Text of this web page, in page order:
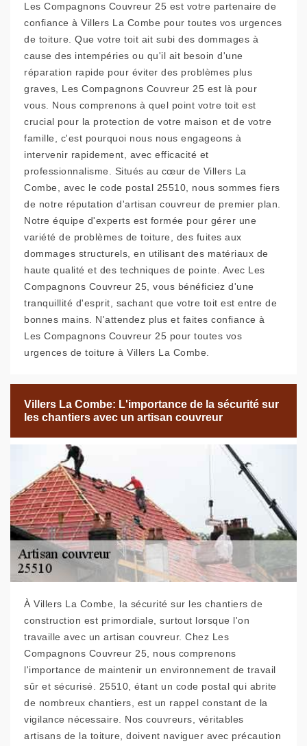
Les Compagnons Couvreur 25 est votre partenaire de
confiance à Villers La Combe pour toutes vos urgences
de toiture. Que votre toit ait subi des dommages à
cause des intempéries ou qu'il ait besoin d'une
réparation rapide pour éviter des problèmes plus
graves, Les Compagnons Couvreur 25 est là pour
vous. Nous comprenons à quel point votre toit est
crucial pour la protection de votre maison et de votre
famille, c'est pourquoi nous nous engageons à
intervenir rapidement, avec efficacité et
professionnalisme. Situés au cœur de Villers La
Combe, avec le code postal 25510, nous sommes fiers
de notre réputation d'artisan couvreur de premier plan.
Notre équipe d'experts est formée pour gérer une
variété de problèmes de toiture, des fuites aux
dommages structurels, en utilisant des matériaux de
haute qualité et des techniques de pointe. Avec Les
Compagnons Couvreur 25, vous bénéficiez d'une
tranquillité d'esprit, sachant que votre toit est entre de
bonnes mains. N'attendez plus et faites confiance à
Les Compagnons Couvreur 25 pour toutes vos
urgences de toiture à Villers La Combe.
Villers La Combe: L'importance de la sécurité sur
les chantiers avec un artisan couvreur
À Villers La Combe, la sécurité sur les chantiers de
construction est primordiale, surtout lorsque l'on
travaille avec un artisan couvreur. Chez Les
Compagnons Couvreur 25, nous comprenons
l'importance de maintenir un environnement de travail
sûr et sécurisé. 25510, étant un code postal qui abrite
de nombreux chantiers, est un rappel constant de la
vigilance nécessaire. Nos couvreurs, véritables
artisans de la toiture, doivent naviguer avec précaution